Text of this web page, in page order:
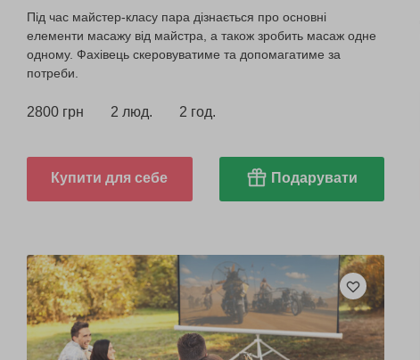
Під час майстер-класу пара дізнається про основні
елементи масажу від майстра, а також зробить масаж одне
одному. Фахівець скеровуватиме та допомагатиме за
потреби.
2800 грн 2 люд. 2 год.
Купити для себе Подарувати